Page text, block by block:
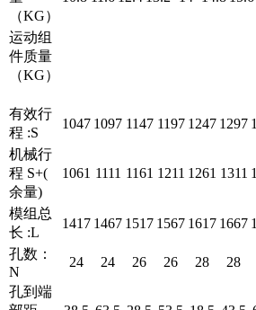
（KG）
运动组
件质量
（KG）
有效行
程 :S
1047 1097 1147 1197 1247 1297
机械行
程 S+(
余量)
1061 1111 1161 1211 1261 1311
模组总
长 :L
1417 1467 1517 1567 1617 1667
孔数：
N
24 24 26 26 28 28
孔到端